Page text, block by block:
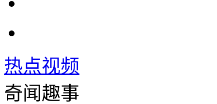
热点视频
奇闻趣事